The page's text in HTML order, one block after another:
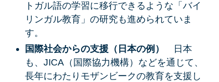
トガル語の学習に移行できるような「バイ
リンガル教育」の研究も進められていま
す。
国際社会からの支援（日本の例）
日本
も、JICA（国際協力機構）などを通じて、
長年にわたりモザンビークの教育を支援し